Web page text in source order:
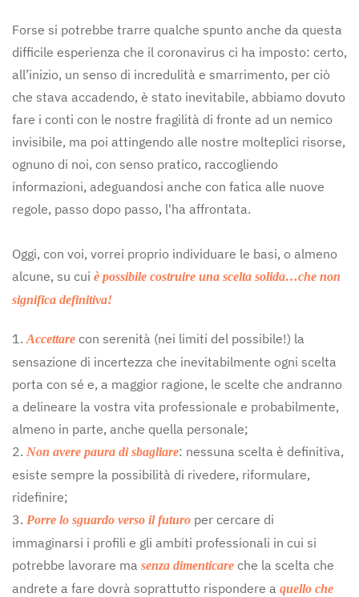
Forse si potrebbe trarre qualche spunto anche da questa
difficile esperienza che il coronavirus ci ha imposto: certo,
all’inizio, un senso di incredulità e smarrimento, per ciò
che stava accadendo, è stato inevitabile, abbiamo dovuto
fare i conti con le nostre fragilità di fronte ad un nemico
invisibile, ma poi attingendo alle nostre molteplici risorse,
ognuno di noi, con senso pratico, raccogliendo
informazioni, adeguandosi anche con fatica alle nuove
regole, passo dopo passo, l'ha affrontata.
Oggi, con voi, vorrei proprio individuare le basi, o almeno
alcune, su cui è possibile costruire una scelta solida…che non
significa definitiva!
1.Accettare con serenità (nei limiti del possibile!) la
sensazione di incertezza che inevitabilmente ogni scelta
porta con sé e, a maggior ragione, le scelte che andranno
a delineare la vostra vita professionale e probabilmente,
almeno in parte, anche quella personale;
2. Non avere paura di sbagliare: nessuna scelta è definitiva,
esiste sempre la possibilità di rivedere, riformulare,
ridefinire;
3. Porre lo sguardo verso il futuro per cercare di
immaginarsi i profili e gli ambiti professionali in cui si
potrebbe lavorare ma senza dimenticare che la scelta che
andrete a fare dovrà soprattutto rispondere a quello che